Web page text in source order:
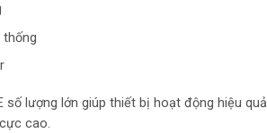
thống
số lượng lớn giúp thiết bị hoạt động hiệu quả
cao.